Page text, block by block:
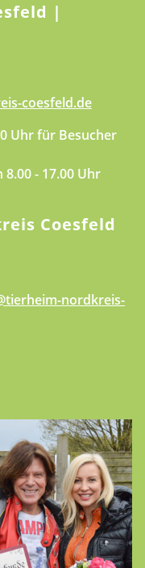
|
coesfeld.de
Uhr für Besucher
- 17.00 Uhr
Coesfeld
nordkreis-